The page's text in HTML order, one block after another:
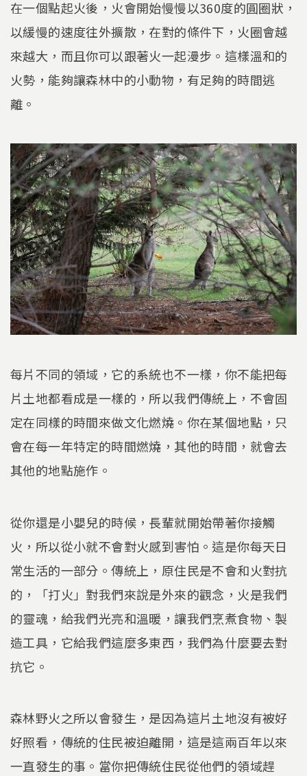
在一個點起火後，火會開始慢慢以360度的圓圈狀，
以緩慢的速度往外擴散，在對的條件下，火圈會越
來越大，而且你可以跟著火一起漫步。這樣溫和的
火勢，能夠讓森林中的小動物，有足夠的時間逃
離。
每片不同的領域，它的系統也不一樣，你不能把每
片土地都看成是一樣的，所以我們傳統上，不會固
定在同樣的時間來做文化燃燒。你在某個地點，只
會在每一年特定的時間燃燒，其他的時間，就會去
其他的地點施作。
從你還是小嬰兒的時候，長輩就開始帶著你接觸
火，所以從小就不會對火感到害怕。這是你每天日
常生活的一部分。傳統上，原住民是不會和火對抗
的，「打火」對我們來說是外來的觀念，火是我們
的靈魂，給我們光亮和溫暖，讓我們烹煮食物、製
造工具，它給我們這麼多東西，我們為什麼要去對
抗它。
森林野火之所以會發生，是因為這片土地沒有被好
好照看，傳統的住民被迫離開，這是這兩百年以來
一直發生的事。當你把傳統住民從他們的領域趕